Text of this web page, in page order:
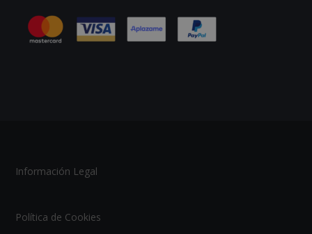
Información Legal
Política de Cookies